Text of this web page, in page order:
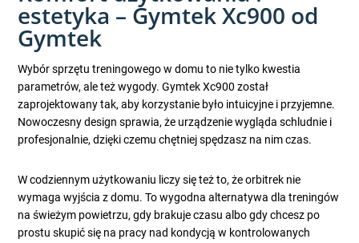
estetyka – Gymtek Xc900 od
Gymtek
Wybór sprzętu treningowego w domu to nie tylko kwestia
parametrów, ale też wygody. Gymtek Xc900 został
zaprojektowany tak, aby korzystanie było intuicyjne i przyjemne.
Nowoczesny design sprawia, że urządzenie wygląda schludnie i
profesjonalnie, dzięki czemu chętniej spędzasz na nim czas.
W codziennym użytkowaniu liczy się też to, że orbitrek nie
wymaga wyjścia z domu. To wygodna alternatywa dla treningów
na świeżym powietrzu, gdy brakuje czasu albo gdy chcesz po
prostu skupić się na pracy nad kondycją w kontrolowanych